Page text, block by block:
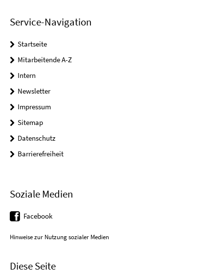
Service-Navigation
Startseite
Mitarbeitende A-Z
Intern
Newsletter
Impressum
Sitemap
Datenschutz
Barrierefreiheit
Soziale Medien
Facebook
Hinweise zur Nutzung sozialer Medien
Diese Seite